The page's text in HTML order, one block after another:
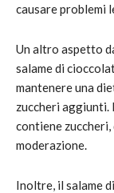
causare problemi
Un altro aspetto
salame di
mantenere una
zuccheri aggiunti.
contiene
moderazione.
Inoltre, il salame